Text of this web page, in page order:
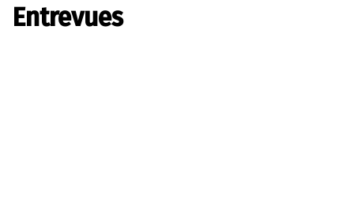
Entrevues